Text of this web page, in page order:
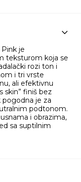
je
teksturom koja se
rozi ton i
i tri vrste
ali efektivnu
skin” finiš bez
pogodna je za
podtonom.
i obrazima,
sa suptilnim